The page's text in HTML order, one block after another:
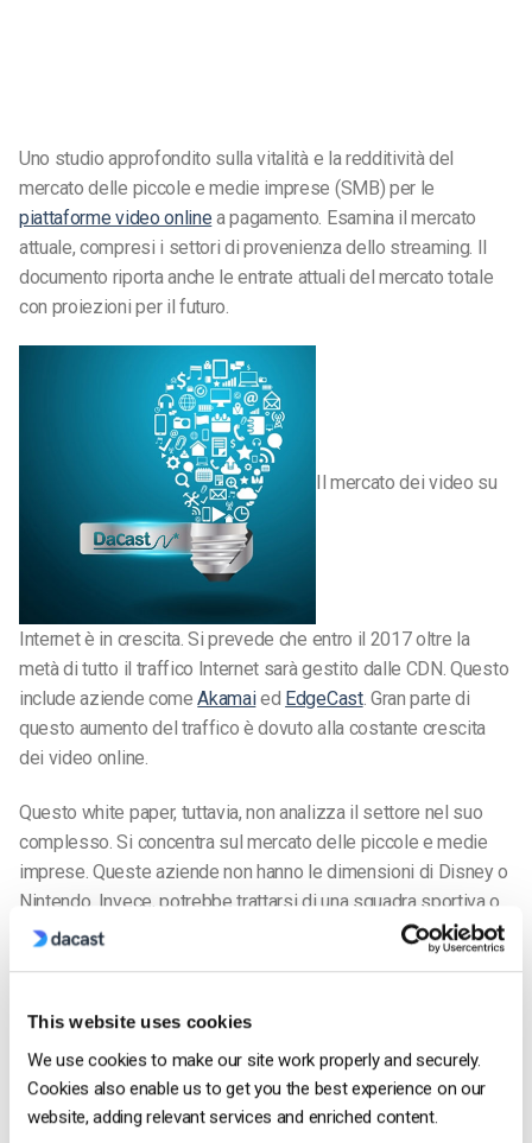
This website uses cookies
We use cookies to make our site work properly and securely.
Cookies also enable us to get you the best experience on our
website, adding relevant services and enriched content.
Uno studio approfondito sulla vitalità e la redditività del
mercato delle piccole e medie imprese (SMB) per le
piattaforme video online a pagamento. Esamina il mercato
attuale, compresi i settori di provenienza dello streaming. Il
documento riporta anche le entrate attuali del mercato totale
con proiezioni per il futuro.
Il mercato dei video su
Internet è in crescita. Si prevede che entro il 2017 oltre la
metà di tutto il traffico Internet sarà gestito dalle CDN. Questo
include aziende comeAkamaied EdgeCast. Gran parte di
questo aumento del traffico è dovuto alla costante crescita
dei video online.
Questo white paper, tuttavia, non analizza il settore nel suo
complesso. Si concentra sul mercato delle piccole e medie
imprese. Queste aziende non hanno le dimensioni di Disney o
Nintendo. Invece, potrebbe trattarsi di una squadra sportiva o
di un’emittente televisiva locale. Un’organizzazione che ha
bisogno di fare streaming video e deve trovare una soluzione
mercato. Mostra il tipo di segmenti a cui appartengono (ad
esempio, sport o musica). Il documento illustra anche le
dimensioni previste per la crescita dell’intero settore.